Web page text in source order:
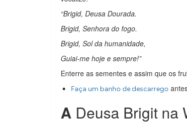
“Brigid, Deusa Dourada.
Brigid, Senhora do fogo.
Brigid, Sol da humanidade,
Guiai-me hoje e sempre!”
Enterre as sementes e assim que os
Faça um banho de descarrego
A Deusa Brigit na